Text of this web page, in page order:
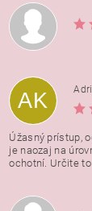
AK
Úžasný prístup,
je naozaj na
ochotní. Určite